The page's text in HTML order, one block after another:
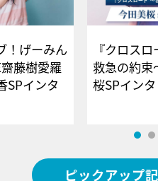
！げーみん
藤樹愛羅
SPインタ
『クロス
救急の約束
桜SPイ
ピックアップ